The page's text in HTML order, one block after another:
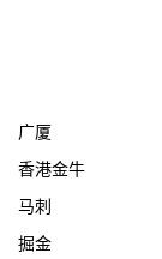
广厦
香港金牛
马刺
掘金